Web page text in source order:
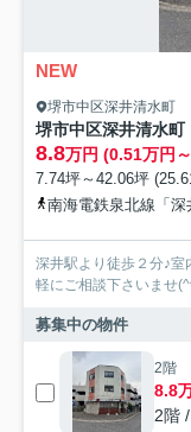
NEW
堺市中区深井清水町
堺市中区深井清水
8.8万円 (0.51万円
7.74坪～42.06坪
南海電鉄泉北線「
深井駅より徒歩２分♪
軽にご相談下さいませ
募集中の物件
2階
8.8
2階